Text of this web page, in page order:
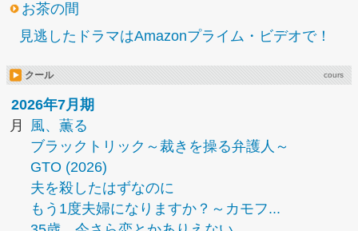
お茶の間
見逃したドラマはAmazonプライム・ビデオで！
クール cours
2026年7月期
月
風、薫る
ブラックトリック～裁きを操る弁護人～
GTO (2026)
夫を殺したはずなのに
もう1度夫婦になりますか？～カモフ...